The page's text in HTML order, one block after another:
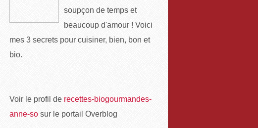
soupçon de temps et
beaucoup d'amour ! Voici
mes 3 secrets pour cuisiner, bien, bon et
bio.
Voir le profil de recettes-biogourmandes-
anne-so sur le portail Overblog